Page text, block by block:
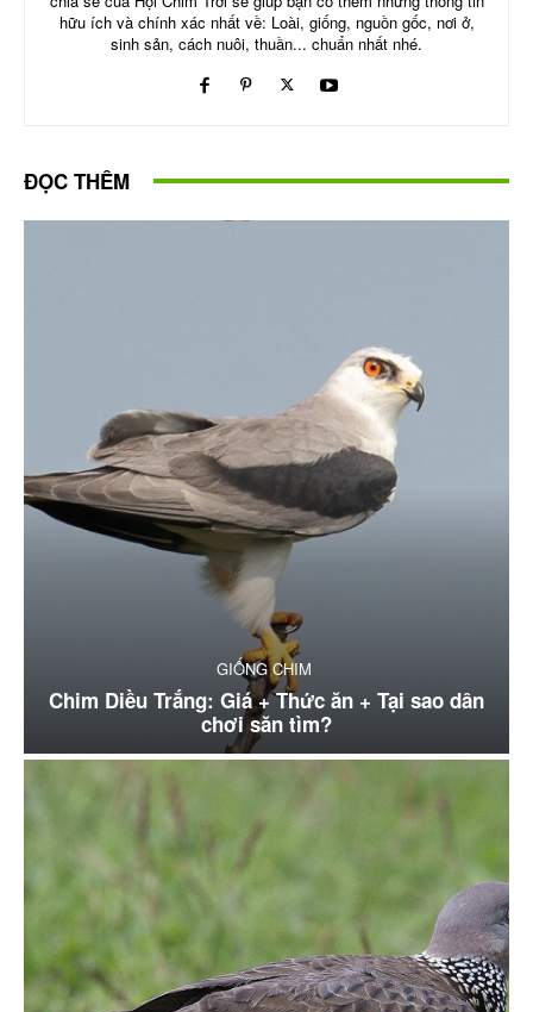
hữu ích và chính xác nhất về: Loài, giống, nguồn gốc, nơi ở,
sinh sản, cách nuôi, thuần... chuẩn nhất nhé.
ĐỌC THÊM
GIỐNG CHIM
Chim Diều Trắng: Giá + Thức ăn + Tại sao dân
chơi săn tìm?